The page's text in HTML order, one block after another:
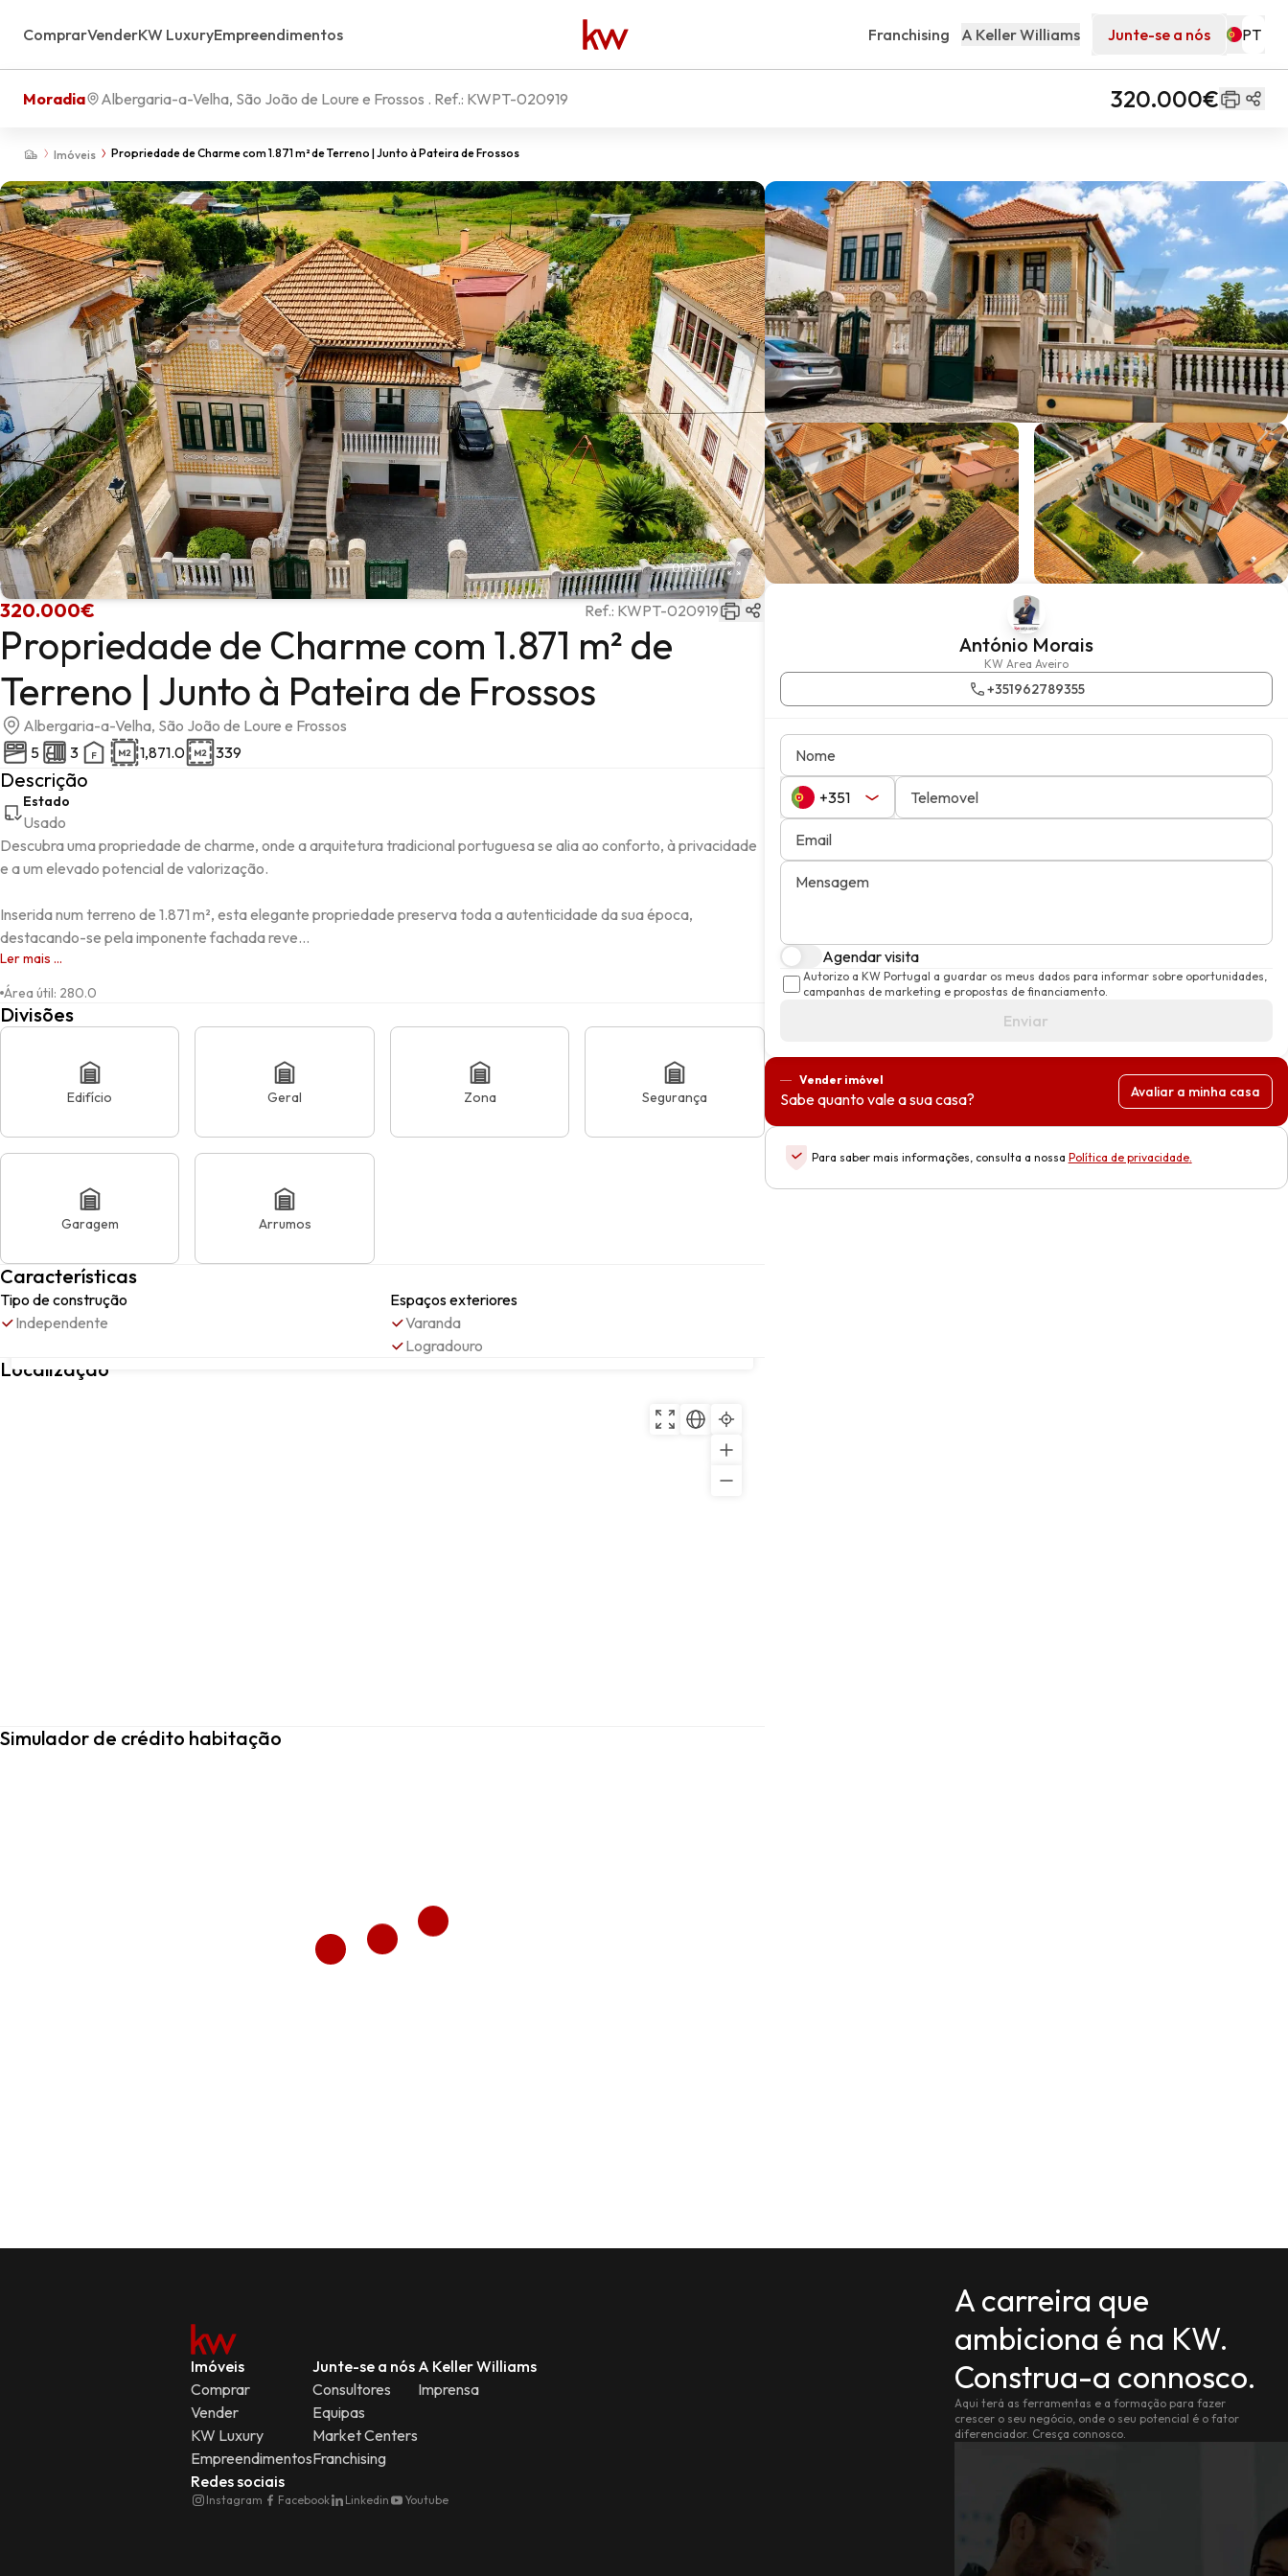
ComprarVenderKW LuxuryEmpreendimentos Franchising A Keller Williams Junte-se a nós
Imóveis Propriedade de Charme com 1.871 m² de Terreno | Junto à Pateira de Frossos
Moradia Albergaria-a-Velha, São João de Loure e Frossos . Ref.: KWPT-020919 320.000€
01-00
320.000€ Ref.: KWPT-020919
Propriedade de Charme com 1.871 m² de
Terreno | Junto à Pateira de Frossos
Albergaria-a-Velha, São João de Loure e Frossos
5
3 1,871.0 339
Descrição
Estado
Usado
Descubra uma propriedade de charme, onde a arquitetura tradicional portuguesa se alia ao conforto, à privacidade
e a um elevado potencial de valorização.
Inserida num terreno de 1.871 m², esta elegante propriedade preserva toda a autenticidade da sua época,
destacando-se pela imponente fachada reve...
Ler mais ...
Área útil: 280.0
Divisões
Edifício Geral Zona Segurança
Garagem Arrumos
Características
Tipo de construção
Independente
Espaços exteriores
Varanda
Logradouro
Localização
Simulador de crédito habitação
António Morais
KW Area Aveiro
+351962789355
Nome
Telemovel
Email
Mensagem
Agendar visita
Autorizo a KW Portugal a guardar os meus dados para informar sobre oportunidades,
campanhas de marketing e propostas de financiamento.
Enviar
Vender imóvel
Sabe quanto vale a sua casa? Avaliar a minha casa
Para saber mais informações, consulta a nossa Política de privacidade.
A carreira que
ambiciona é na KW.
Construa-a connosco.
Aqui terá as ferramentas e a formação para fazer
crescer o seu negócio, onde o seu potencial é o fator
diferenciador. Cresça connosco.
Imóveis
Comprar
Vender
KW Luxury
Empreendimentos
Junte-se a nós
Consultores
Equipas
Market Centers
Franchising
A Keller Williams
Imprensa
Redes sociais
Instagram Facebook Linkedin Youtube